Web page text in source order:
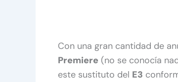
Con una gran cantidad de
Premiere (no se conocía
este sustituto del E3